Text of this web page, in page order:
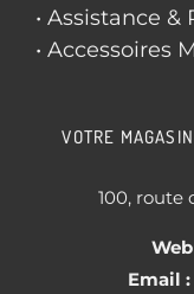
• Assistance
• Accessoires
VOTRE
100, route
Email